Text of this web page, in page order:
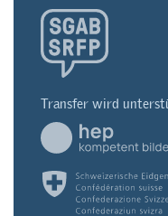
Transfer wird